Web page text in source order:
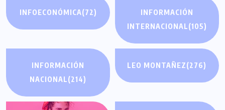
INFOECONÓMICA(72)
INFORMACIÓN
INTERNACIONAL(105)
INFORMACIÓN
NACIONAL(214)
LEO MONTAÑEZ(276)